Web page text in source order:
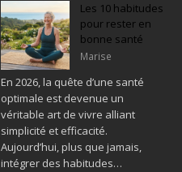
Les 10 habitudes
pour rester en
bonne santé
Marise
En 2026, la quête d’une santé
optimale est devenue un
véritable art de vivre alliant
simplicité et efficacité.
Aujourd’hui, plus que jamais,
intégrer des habitudes…